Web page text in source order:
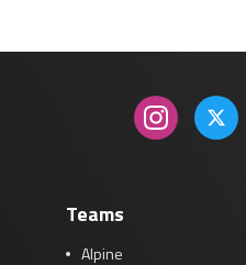
Teams
Alpine